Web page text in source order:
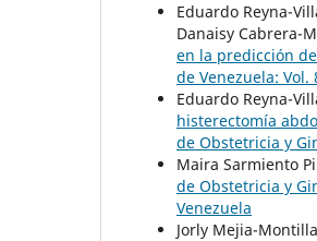
Eduardo Reyna-
Danaisy Cabrera-
en la predicción
de Venezuela:
Eduardo Reyna-
histerectomía
de Obstetricia y
Maira Sarmiento
de Obstetricia y
Venezuela
Jorly Mejia-